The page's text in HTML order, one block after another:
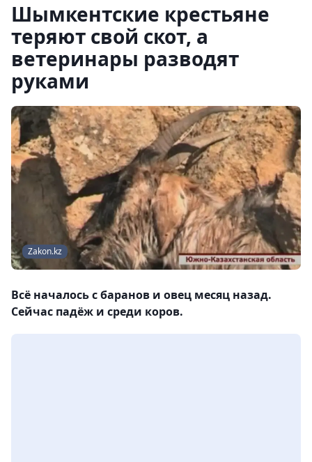
Шымкентские крестьяне
теряют свой скот, а
ветеринары разводят
руками
Zakon.kz
Всё началось с баранов и овец месяц назад.
Сейчас падёж и среди коров.